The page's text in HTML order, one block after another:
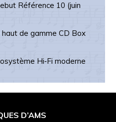
Référence 10 (juin
de gamme CD Box
Hi‑Fi moderne
D’AMS